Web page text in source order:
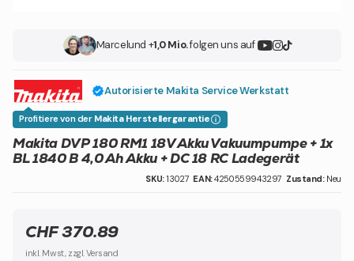
Marcelund +1,0 Mio.folgen uns auf
Autorisierte Makita Service Werkstatt
Profitiere von der Makita Herstellergarantie
Makita DVP 180 RM1 18V Akku Vakuumpumpe + 1x
BL 1840 B 4,0 Ah Akku + DC 18 RC Ladegerät
SKU:13027 EAN:4250559943297 Zustand: Neu
CHF 370.89
inkl. Mwst, zzgl. Versand